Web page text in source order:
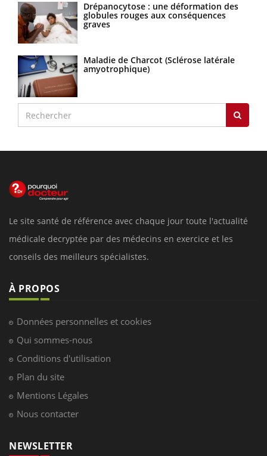
Drépanocytose : une déformation des
globules rouges aux conséquences
graves
Maladie de Charcot (Sclérose latérale
amyotrophique)
Le site santé de référence avec chaque jour toute l'actualité
médicale decryptée par des médecins en exercice et les
conseils des meilleurs spécialistes.
À PROPOS
Données personnelles et cookies
Qui sommes-nous
Conditions d'utilisation
Plan du site
Mentions Légales
Nous contacter
NEWSLETTER